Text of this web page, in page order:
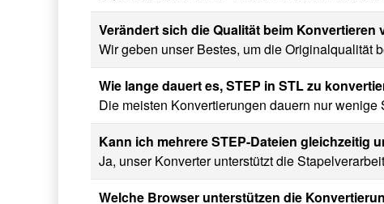
Verändert sich die Qualität beim Konvertieren
Wir geben unser Bestes, um die Originalqualität
Wie lange dauert es, STEP in STL zu
Die meisten Konvertierungen dauern nur
Kann ich mehrere STEP-Dateien gleichzeitig
Ja, unser Konverter unterstützt die
Welche Browser unterstützen die